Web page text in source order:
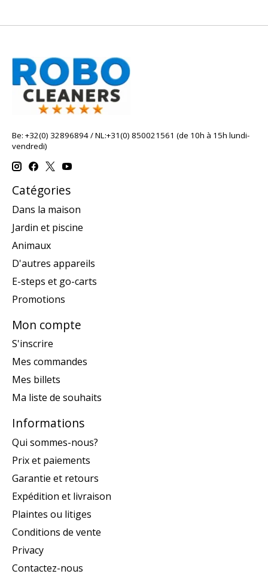
Be: +32(0) 32896894 / NL:+31(0) 850021561 (de 10h à 15h lundi-
vendredi)
Catégories
Dans la maison
Jardin et piscine
Animaux
D'autres appareils
E-steps et go-carts
Promotions
Mon compte
S'inscrire
Mes commandes
Mes billets
Ma liste de souhaits
Informations
Qui sommes-nous?
Prix et paiements
Garantie et retours
Expédition et livraison
Plaintes ou litiges
Conditions de vente
Privacy
Contactez-nous